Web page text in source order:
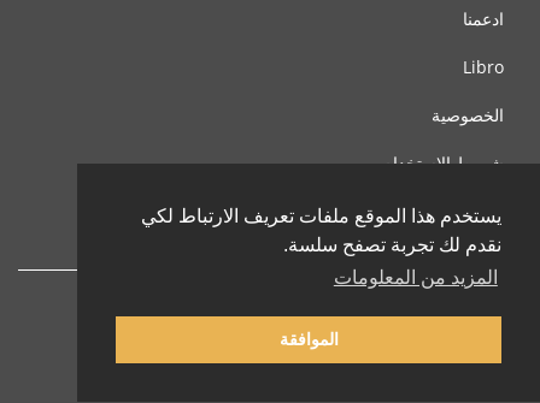
يستخدم هذا الموقع ملفات تعريف الارتباط لكي
نقدم لك تجربة تصفح سلسة.
المزيد من المعلومات
الموافقة
ادعمنا
Libro
الخصوصية
شروط الإستخدام
اتصل بنا
© 2002-2026 lernu.net |Impressum